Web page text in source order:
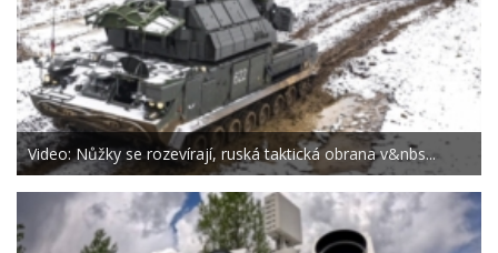
Video: Nůžky se rozevírají, ruská taktická obrana v&nbs...